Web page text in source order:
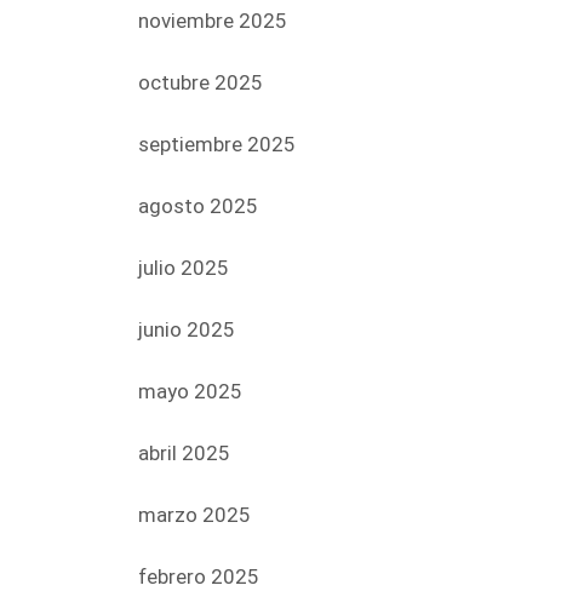
noviembre 2025
octubre 2025
septiembre 2025
agosto 2025
julio 2025
junio 2025
mayo 2025
abril 2025
marzo 2025
febrero 2025